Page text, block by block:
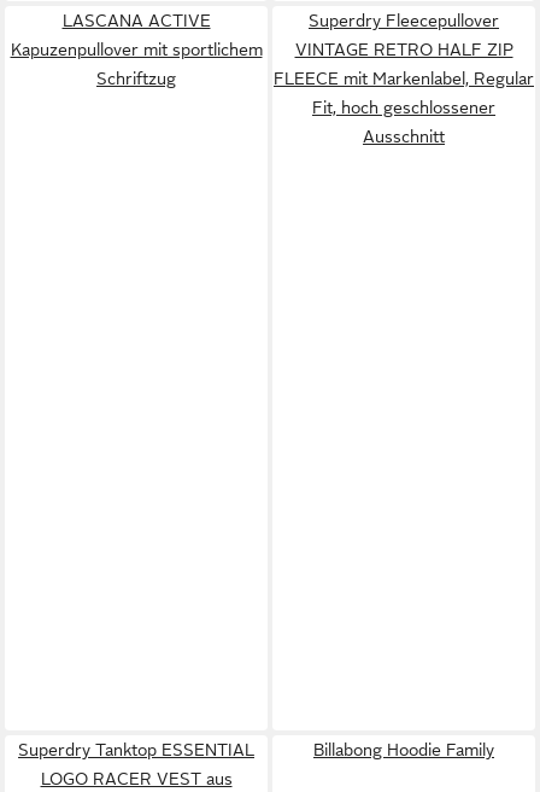
LASCANA ACTIVE
Kapuzenpullover mit sportlichem
Schriftzug
Superdry Fleecepullover
VINTAGE RETRO HALF ZIP
FLEECE mit Markenlabel, Regular
Fit, hoch geschlossener
Ausschnitt
Superdry Tanktop ESSENTIAL
LOGO RACER VEST aus
Billabong Hoodie Family